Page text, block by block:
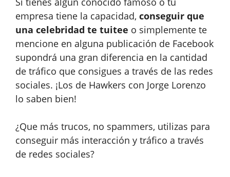
empresa tiene la capacidad, conseguir que
una celebridad te tuitee o simplemente te
mencione en alguna publicación de Facebook
supondrá una gran diferencia en la cantidad
de tráfico que consigues a través de las redes
sociales. ¡Los de Hawkers con Jorge Lorenzo
lo saben bien!
¿Que más trucos, no spammers, utilizas para
conseguir más interacción y tráfico a través
de redes sociales?